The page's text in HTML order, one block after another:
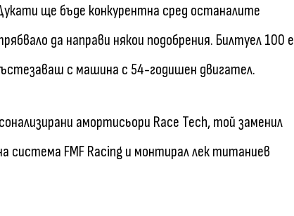
ще бъде конкурентна сред останалите
да направи някои подобрения. Билтуел 100 е
с машина с 54-годишен двигател.
амортисьори Race Tech, той заменил
система FMF Racing и монтирал лек титаниев